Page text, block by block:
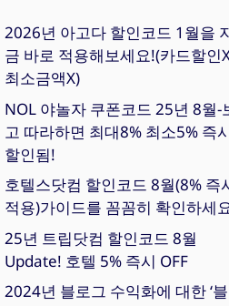
2026년 아고다 할인코드 1월을
금 바로 적용해보세요!(카드할인
최소금액X)
NOL 야놀자 쿠폰코드 25년 8월-
고 따라하면 최대8% 최소5% 즉
할인됨!
호텔스닷컴 할인코드 8월(8% 즉
적용)가이드를 꼼꼼히 확인하세
25년 트립닷컴 할인코드 8월
Update! 호텔 5% 즉시 OFF
2024년 블로그 수익화에 대한 ‘블